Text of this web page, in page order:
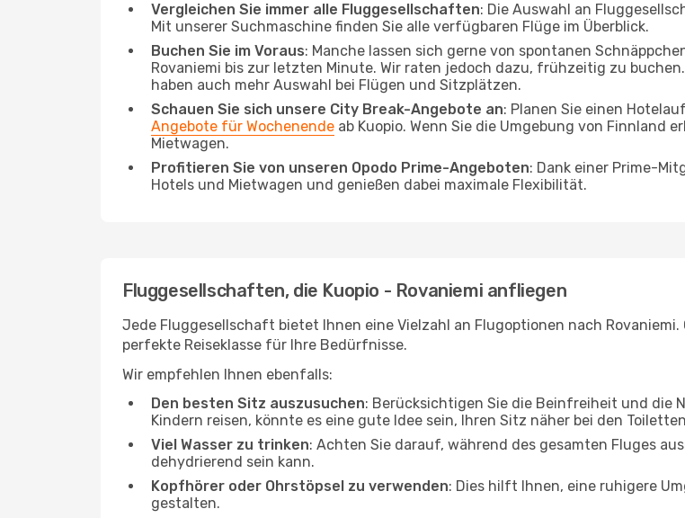
Vergleichen Sie immer alle Fluggesellschaften: Die Auswahl an
Mit unserer Suchmaschine finden Sie alle verfügbaren Flüge im Überblick.
Buchen Sie im Voraus: Manche lassen sich gerne von spontanen
Rovaniemi bis zur letzten Minute. Wir raten jedoch dazu, frühzeitig zu
haben auch mehr Auswahl bei Flügen und Sitzplätzen.
Schauen Sie sich unsere City Break-Angebote an: Planen Sie einen
Angebote für Wochenende ab Kuopio. Wenn Sie die Umgebung von Finnland
Mietwagen.
Profitieren Sie von unseren Opodo Prime-Angeboten: Dank einer Prime-
Hotels und Mietwagen und genießen dabei maximale Flexibilität.
Fluggesellschaften, die Kuopio - Rovaniemi anfliegen
Jede Fluggesellschaft bietet Ihnen eine Vielzahl an Flugoptionen nach Rovaniemi.
perfekte Reiseklasse für Ihre Bedürfnisse.
Wir empfehlen Ihnen ebenfalls:
Den besten Sitz auszusuchen: Berücksichtigen Sie die Beinfreiheit und die
Kindern reisen, könnte es eine gute Idee sein, Ihren Sitz näher bei den
Viel Wasser zu trinken: Achten Sie darauf, während des gesamten Fluges
dehydrierend sein kann.
Kopfhörer oder Ohrstöpsel zu verwenden: Dies hilft Ihnen, eine ruhigere
gestalten.